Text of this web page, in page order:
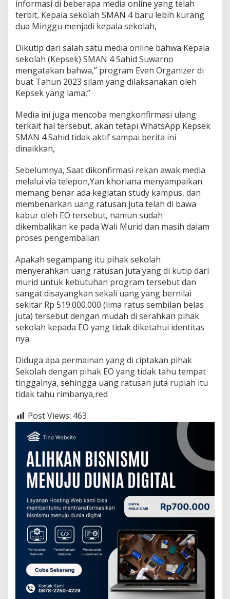
g
S
i
s
a
/
i
i
g
a
S
e
n
g
a
h
M
i
a
informasi di beberapa media online yang telah
terbit, Kepala sekolah SMAN 4 baru lebih kurang
dua Minggu menjadi kepala sekolah,
Dikutip dari salah satu media online bahwa Kepala
sekolah (Kepsek) SMAN 4 Sahid Suwarno
mengatakan bahwa,” program Even Organizer di
buat Tahun 2023 silam yang dilaksanakan oleh
Kepsek yang lama,”
Media ini juga mencoba mengkonfirmasi ulang
terkait hal tersebut, akan tetapi WhatsApp Kepsek
SMAN 4 Sahid tidak aktif sampai berita ini
dinaikkan,
Sebelumnya, Saat dikonfirmasi rekan awak media
melalui via telepon,Yan khoriana menyampaikan
memang benar ada kegiatan study kampus, dan
membenarkan uang ratusan juta telah di bawa
kabur oleh EO tersebut, namun sudah
dikembalikan ke pada Wali Murid dan masih dalam
proses pengembalian
Apakah segampang itu pihak sekolah
menyerahkan uang ratusan juta yang di kutip dari
murid untuk kebutuhan program tersebut dan
sangat disayangkan sekali uang yang bernilai
sekitar Rp 519.000.000 (lima ratus sembilan belas
juta) tersebut dengan mudah di serahkan pihak
sekolah kepada EO yang tidak diketahui identitas
nya.
Diduga apa permainan yang di ciptakan pihak
Sekolah dengan pihak EO yang tidak tahu tempat
tinggalnya, sehingga uang ratusan juta rupiah itu
tidak tahu rimbanya,red
Post Views: 463